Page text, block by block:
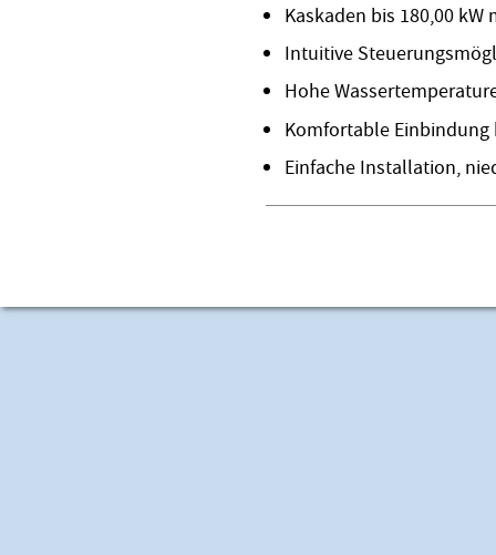
Kaskaden bis 180,00 kW
Intuitive
Hohe
Komfortable Einbindung
Einfache Installation,